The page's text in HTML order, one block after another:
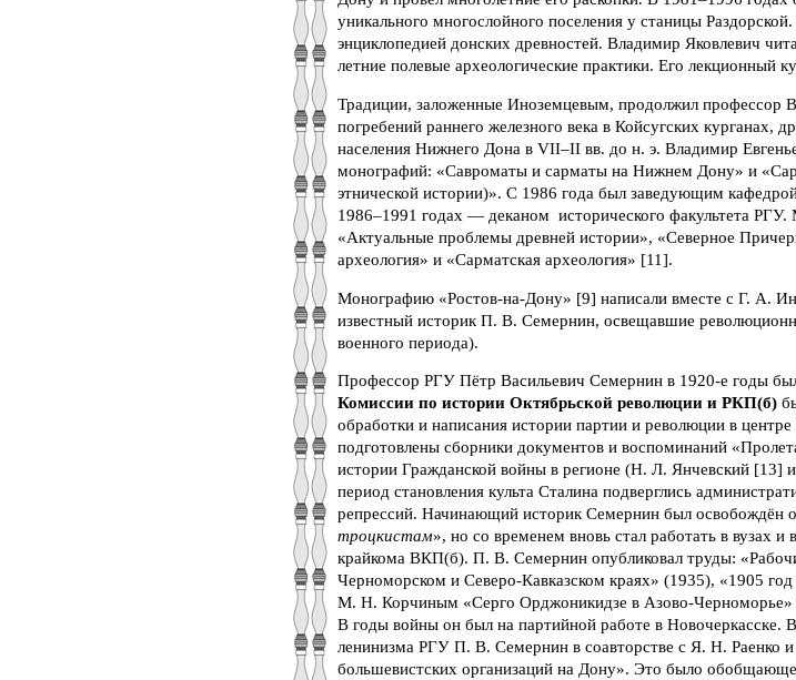
уникального многослойного поселения у станицы
энциклопедией донских древностей. Владимир Яковлевич
летние полевые археологические практики. Его лекционный
Традиции, заложенные Иноземцевым, продолжил профессор
погребений раннего железного века в Койсугских курганах,
населения Нижнего Дона в VII–II вв. до н. э. Владимир
монографий: «Савроматы и сарматы на Нижнем Дону» и
этнической истории)». С 1986 года был заведующим
1986–1991 годах — деканом исторического факультета
«Актуальные проблемы древней истории», «Северное
археология» и «Сарматская археология» [11].
Монографию «Ростов-на-Дону» [9] написали вместе с Г. А.
известный историк П. В. Семернин, освещавшие
военного периода).
Профессор РГУ Пётр Васильевич Семернин в 1920-е годы
Комиссии по истории Октябрьской революции и РКП(б)
обработки и написания истории партии и революции в
подготовлены сборники документов и воспоминаний
истории Гражданской войны в регионе (Н. Л. Янчевский [13]
период становления культа Сталина подверглись
репрессий. Начинающий историк Семернин был освобождён
троцкистам», но со временем вновь стал работать в вузах
крайкома ВКП(б). П. В. Семернин опубликовал труды:
Черноморском и Северо-Кавказском краях» (1935), «1905
М. Н. Корчиным «Серго Орджоникидзе в Азово-
В годы войны он был на партийной работе в
ленинизма РГУ П. В. Семернин в соавторстве с Я. Н.
большевистских организаций на Дону». Это было